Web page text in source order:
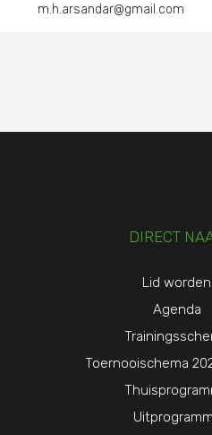
m.h.arsandar@gmail.com
DIRECT
Lid worden
Agenda
Toernooischema